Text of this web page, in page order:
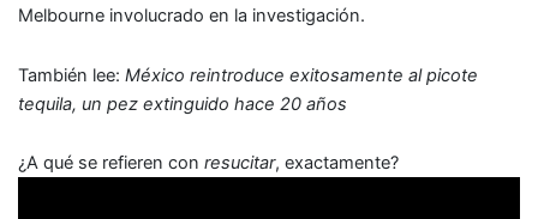
Melbourne involucrado en la investigación.
También lee: México reintroduce exitosamente al picote
tequila, un pez extinguido hace 20 años
¿A qué se refieren con resucitar, exactamente?